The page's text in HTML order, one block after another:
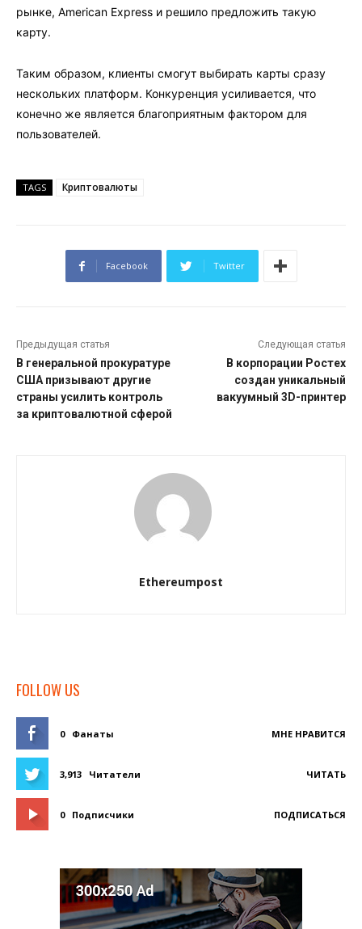
рынке, American Express и решило предложить такую
карту.
Таким образом, клиенты смогут выбирать карты сразу
нескольких платформ. Конкуренция усиливается, что
конечно же является благоприятным фактором для
пользователей.
TAGS Криптовалюты
Facebook Twitter
Предыдущая статья
В генеральной прокуратуре
США призывают другие
страны усилить контроль
за криптовалютной сферой
Следующая статья
В корпорации Ростех
создан уникальный
вакуумный 3D-принтер
Ethereumpost
FOLLOW US
0 Фанаты МНЕ НРАВИТСЯ
3,913 Читатели ЧИТАТЬ
0 Подписчики ПОДПИСАТЬСЯ